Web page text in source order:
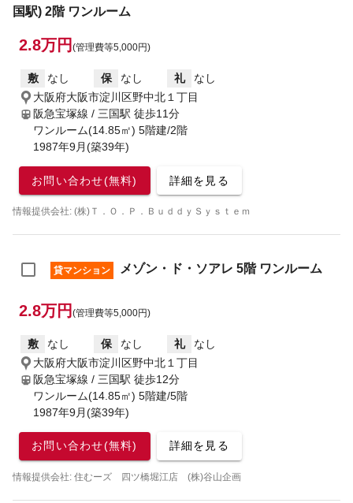
国駅) 2階 ワンルーム
2.8万円 (管理費等5,000円)
敷 なし 保 なし 礼
なし
大阪府大阪市淀川区野中北１丁目
阪急宝塚線 / 三国駅 徒歩11分
ワンルーム(14.85㎡) 5階建/2階
1987年9月(築39年)
お問い合わせ(無料) 詳細を見る
情報提供会社: (株)Ｔ．Ｏ．Ｐ．ＢｕｄｄｙＳｙｓｔｅｍ
貸マンション メゾン・ド・ソアレ 5階 ワンルーム
2.8万円 (管理費等5,000円)
敷 なし 保 なし 礼
なし
大阪府大阪市淀川区野中北１丁目
阪急宝塚線 / 三国駅 徒歩12分
ワンルーム(14.85㎡) 5階建/5階
1987年9月(築39年)
お問い合わせ(無料) 詳細を見る
情報提供会社: 住むーズ 四ツ橋堀江店 (株)谷山企画